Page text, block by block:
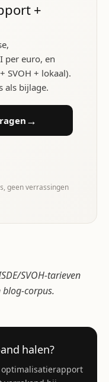
+
per euro, en
SVOH + lokaal).
als bijlage.
→
geen verrassingen
SVOH-tarieven
corpus.
halen?
optimalisatierapport